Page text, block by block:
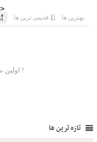
تازه ترین ها